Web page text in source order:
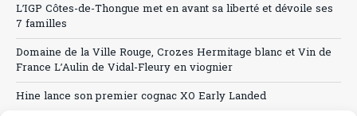
L’IGP Côtes-de-Thongue met en avant sa liberté et dévoile ses
7 familles
Domaine de la Ville Rouge, Crozes Hermitage blanc et Vin de
France L’Aulin de Vidal-Fleury en viognier
Hine lance son premier cognac XO Early Landed